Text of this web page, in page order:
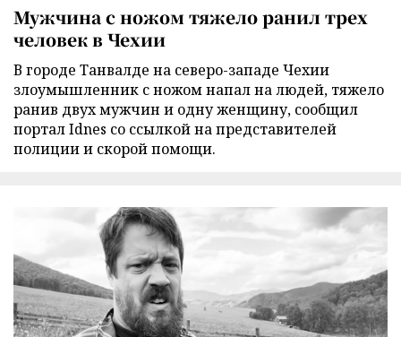
Мужчина с ножом тяжело ранил трех
человек в Чехии
В городе Танвалде на северо-западе Чехии
злоумышленник с ножом напал на людей, тяжело
ранив двух мужчин и одну женщину, сообщил
портал Idnes со ссылкой на представителей
полиции и скорой помощи.